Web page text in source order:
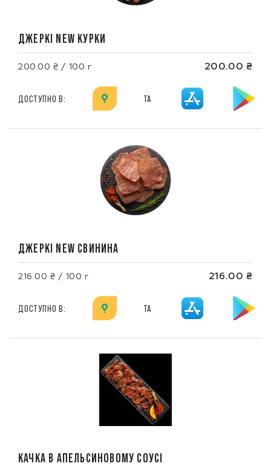
ДЖЕРКІ NEW КУРКИ
200.00 ₴ / 100 г 200.00 ₴
ДОСТУПНО В: ТА
ДЖЕРКІ NEW СВИНИНА
216.00 ₴ / 100 г 216.00 ₴
ДОСТУПНО В: ТА
КАЧКА В АПЕЛЬСИНОВОМУ СОУСІ